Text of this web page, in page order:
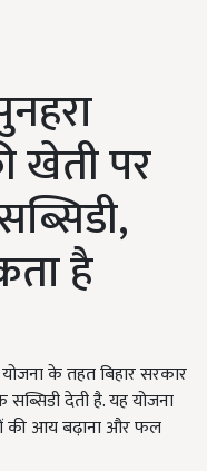
खेती पर
है
के तहत बिहार सरकार
देती है. यह योजना
की आय बढ़ाना और फल